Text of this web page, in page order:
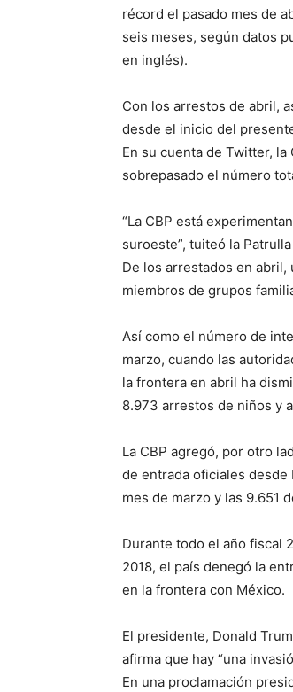
récord el pasado mes de
seis meses, según datos
en inglés).
Con los arrestos de abril,
desde el inicio del
En su cuenta de Twitter,
sobrepasado el número
“La CBP está
suroeste”, tuiteó la
De los arrestados en
miembros de grupos
Así como el número de
marzo, cuando las
la frontera en abril ha
8.973 arrestos de niños y
La CBP agregó, por otro
de entrada oficiales desde
mes de marzo y las 9.651
Durante todo el año fiscal
2018, el país denegó la
en la frontera con México.
El presidente, Donald
afirma que hay “una
En una proclamación